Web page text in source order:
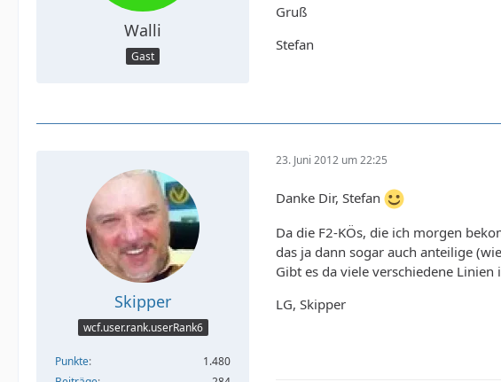
Walli
Gast
Gruß
Stefan
Skipper
wcf.user.rank.userRank6
Punkte
1.480
23. Juni 2012 um 22:25
Danke Dir, Stefan
Da die F2-KÖs, die ich morgen
das ja dann sogar auch anteilige
Gibt es da viele verschiedene Linien
LG, Skipper